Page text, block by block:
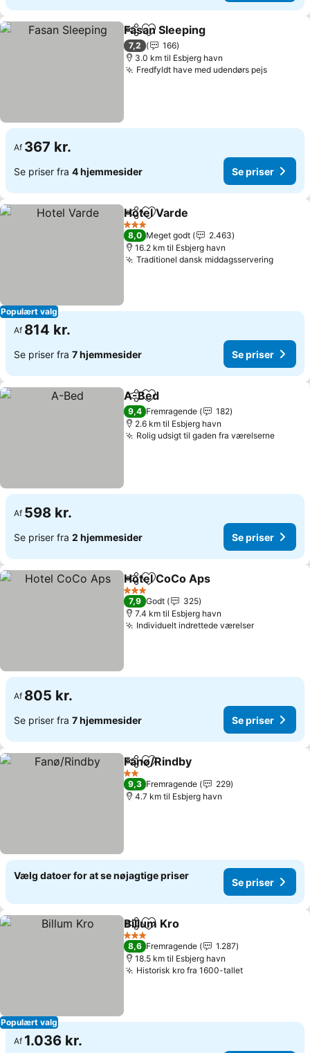
Del Føj til favoritter
Fasan Sleeping
7,2
166
3.0 km til Esbjerg havn
Fredfyldt have med udendørs pejs
Af 367 kr.
Se priser fra 4 hjemmesider Se priser
Populært valg
Del Føj til favoritter
Hotel Varde
3 Stjerner
8,0 Meget godt
2.463
16.2 km til Esbjerg havn
Traditionel dansk middagsservering
Af 814 kr.
Se priser fra 7 hjemmesider Se priser
Del Føj til favoritter
A-Bed
9,4 Fremragende
182
2.6 km til Esbjerg havn
Rolig udsigt til gaden fra værelserne
Af 598 kr.
Se priser fra 2 hjemmesider Se priser
Del Føj til favoritter
Hotel CoCo Aps
3 Stjerner
7,9 Godt
325
7.4 km til Esbjerg havn
Individuelt indrettede værelser
Af 805 kr.
Se priser fra 7 hjemmesider Se priser
Del Føj til favoritter
Fanø/Rindby
2 Stjerner
9,3 Fremragende
229
4.7 km til Esbjerg havn
Vælg datoer for at se nøjagtige priser
Se priser
Populært valg
Del Føj til favoritter
Billum Kro
3 Stjerner
8,6 Fremragende
1.287
18.5 km til Esbjerg havn
Historisk kro fra 1600-tallet
Af 1.036 kr.